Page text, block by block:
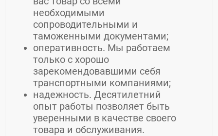
необходимыми
сопроводительными и
таможенными документами;
оперативность. Мы работаем
только с хорошо
зарекомендовавшими себя
транспортными компаниями;
надежность. Десятилетний
опыт работы позволяет быть
уверенными в качестве своего
товара и обслуживания.